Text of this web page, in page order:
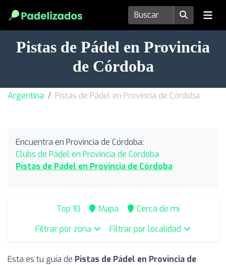
Pistas de Pádel en Provincia
de Córdoba
Argentina Pistas de Pádel en Provincia de Córdoba
Encuentra en Provincia de Córdoba:
Clubs de Pádel en Provincia de Córdoba
Pistas de Pádel en Provincia de Córdoba
Top 10 Mapa
Cerca de mí
Filtrar por zona
Filtrar por localidad
Esta es tu guía de Pistas de Pádel en Provincia de